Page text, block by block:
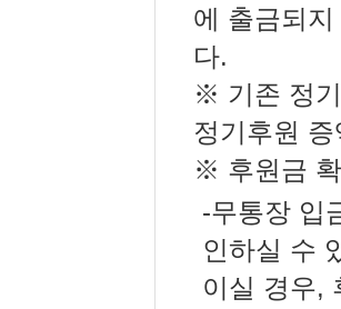
에 출금되
다.
※ 기존 정
정기후원
※ 후원금
-무통장 입
인하실 수
이실 경우,